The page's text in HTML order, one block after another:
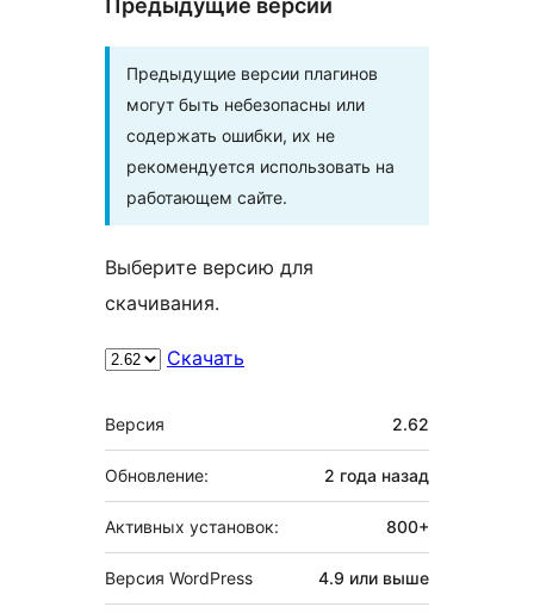
Предыдущие версии плагинов
могут быть небезопасны или
содержать ошибки, их не
рекомендуется использовать на
работающем сайте.
Выберите версию для
скачивания.
Скачать
Мета
Версия 2.62
Обновление: 2 года назад
Активных установок: 800+
Версия WordPress 4.9 или выше